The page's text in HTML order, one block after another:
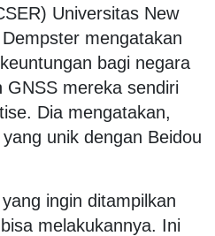
Universitas New
mengatakan
bagi negara
GNSS mereka sendiri
Dia mengatakan,
unik dengan Beidou
ingin ditampilkan
melakukannya. Ini